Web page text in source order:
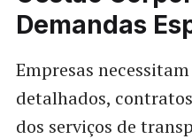
Demandas
Empresas
detalhados,
dos serviços de